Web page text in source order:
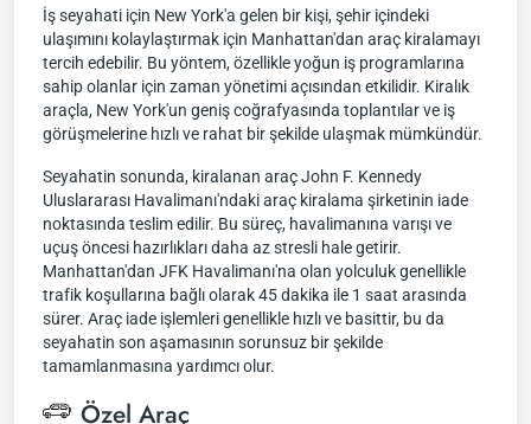
İş seyahati için New York'a gelen bir kişi, şehir içindeki
ulaşımını kolaylaştırmak için Manhattan'dan araç kiralamayı
tercih edebilir. Bu yöntem, özellikle yoğun iş programlarına
sahip olanlar için zaman yönetimi açısından etkilidir. Kiralık
araçla, New York'un geniş coğrafyasında toplantılar ve iş
görüşmelerine hızlı ve rahat bir şekilde ulaşmak mümkündür.
Seyahatin sonunda, kiralanan araç John F. Kennedy
Uluslararası Havalimanı'ndaki araç kiralama şirketinin iade
noktasında teslim edilir. Bu süreç, havalimanına varışı ve
uçuş öncesi hazırlıkları daha az stresli hale getirir.
Manhattan'dan JFK Havalimanı'na olan yolculuk genellikle
trafik koşullarına bağlı olarak 45 dakika ile 1 saat arasında
sürer. Araç iade işlemleri genellikle hızlı ve basittir, bu da
seyahatin son aşamasının sorunsuz bir şekilde
tamamlanmasına yardımcı olur.
Özel Araç